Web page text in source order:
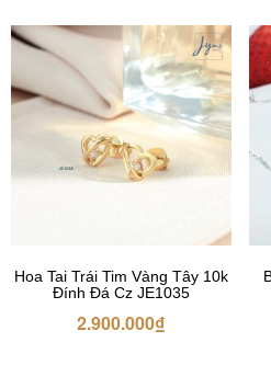
Hoa Tai Trái Tim Vàng Tây 10k
Đính Đá Cz JE1035
2.900.000₫